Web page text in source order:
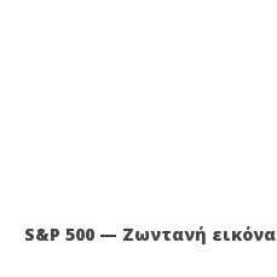
S&P 500 — Ζωντανή εικόνα